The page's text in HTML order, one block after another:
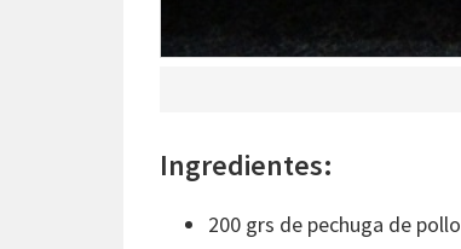
Ingredientes:
200 grs de pechuga de pollo